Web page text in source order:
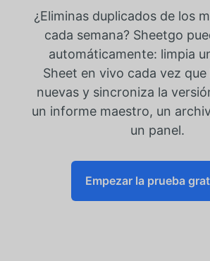
¿Eliminas duplicados de los
cada semana? Sheetgo
automáticamente: limpia
Sheet en vivo cada vez
nuevas y sincroniza la
un informe maestro, un
un panel.
Empezar la prueba